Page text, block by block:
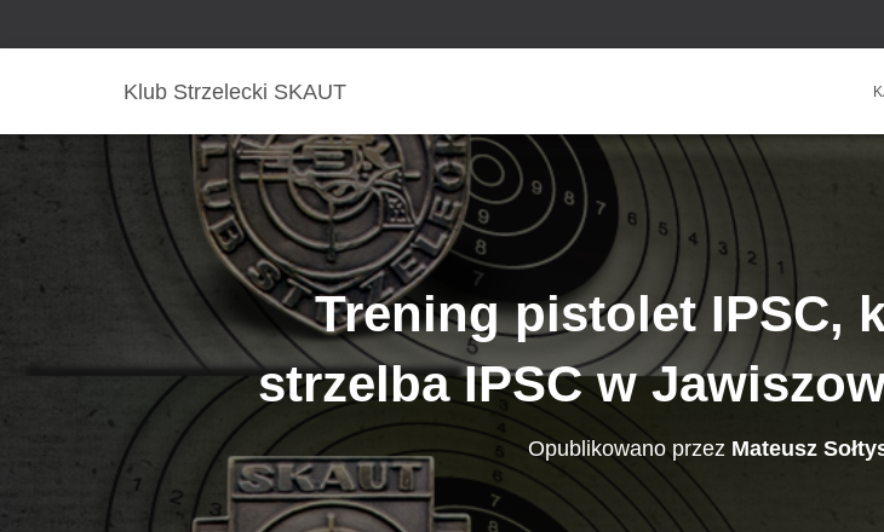
Klub Strzelecki SKAUT
Trening pistolet IPSC,
strzelba IPSC w
Opublikowano przez Mateusz